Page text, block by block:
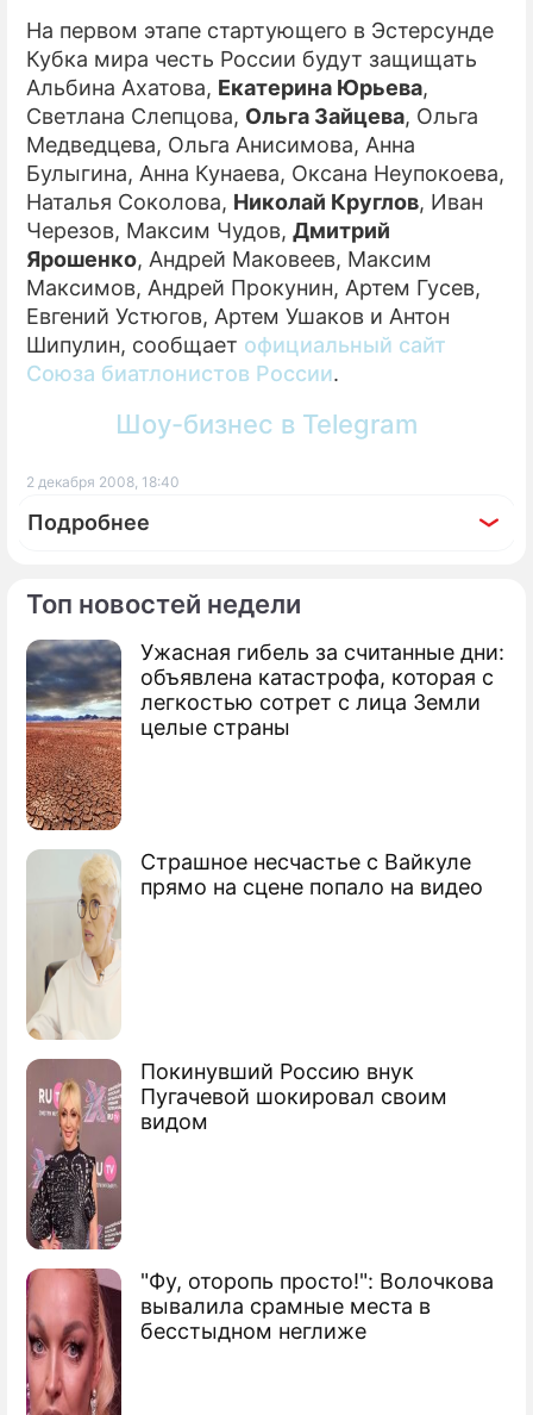
Топ новостей недели
Ужасная гибель за считанные дни:
объявлена катастрофа, которая с
легкостью сотрет с лица Земли
целые страны
Страшное несчастье с Вайкуле
прямо на сцене попало на видео
Покинувший Россию внук
Пугачевой шокировал своим
видом
"Фу, оторопь просто!": Волочкова
вывалила срамные места в
бесстыдном неглиже
На первом этапе стартующего в Эстерсунде
Кубка мира честь России будут защищать
Альбина Ахатова, Екатерина Юрьева,
Светлана Слепцова, Ольга Зайцева, Ольга
Медведцева, Ольга Анисимова, Анна
Булыгина, Анна Кунаева, Оксана Неупокоева,
Наталья Соколова, Николай Круглов, Иван
Черезов, Максим Чудов, Дмитрий
Ярошенко, Андрей Маковеев, Максим
Максимов, Андрей Прокунин, Артем Гусев,
Евгений Устюгов, Артем Ушаков и Антон
Шипулин, сообщает официальный сайт
Союза биатлонистов России.
Шоу-бизнес в Telegram
2 декабря 2008, 18:40
Подробнее
По теме
Бьорндален отказался от гонок
Россия провалит Олимпиаду в
Ванкувере
Известный бизнесмен возглавил
биатлонистов